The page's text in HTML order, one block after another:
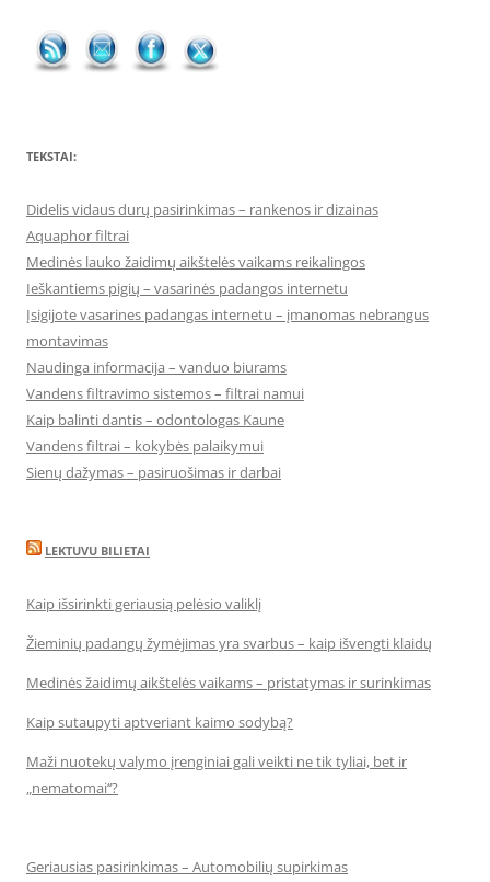
TEKSTAI:
Didelis vidaus durų pasirinkimas – rankenos ir dizainas
Aquaphor filtrai
Medinės lauko žaidimų aikštelės vaikams reikalingos
Ieškantiems pigių – vasarinės padangos internetu
Įsigijote vasarines padangas internetu – įmanomas nebrangus
montavimas
Naudinga informacija – vanduo biurams
Vandens filtravimo sistemos – filtrai namui
Kaip balinti dantis – odontologas Kaune
Vandens filtrai – kokybės palaikymui
Sienų dažymas – pasiruošimas ir darbai
LEKTUVU BILIETAI
Kaip išsirinkti geriausią pelėsio valiklį
Žieminių padangų žymėjimas yra svarbus – kaip išvengti klaidų
Medinės žaidimų aikštelės vaikams – pristatymas ir surinkimas
Kaip sutaupyti aptveriant kaimo sodybą?
Maži nuotekų valymo įrenginiai gali veikti ne tik tyliai, bet ir
„nematomai‘‘?
Geriausias pasirinkimas – Automobilių supirkimas